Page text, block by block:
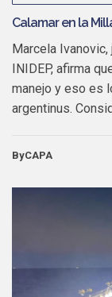
Calamar en la
Marcela
INIDEP, afirma
manejo y eso es
argentinus.
ByCAPA